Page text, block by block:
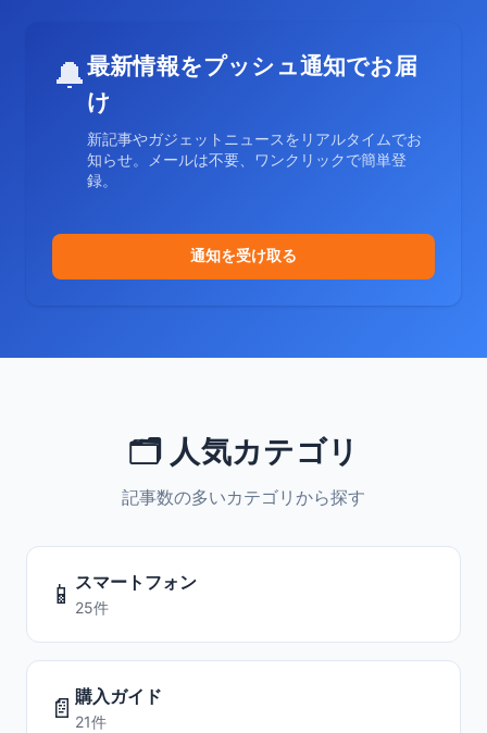
🔔最新情報をプッシュ通知でお届
け
新記事やガジェットニュースをリアルタイムでお
知らせ。メールは不要、ワンクリックで簡単登
録。
通知を受け取る
🗂️ 人気カテゴリ
記事数の多いカテゴリから探す
📱 スマートフォン
25件
📄 購入ガイド
21件